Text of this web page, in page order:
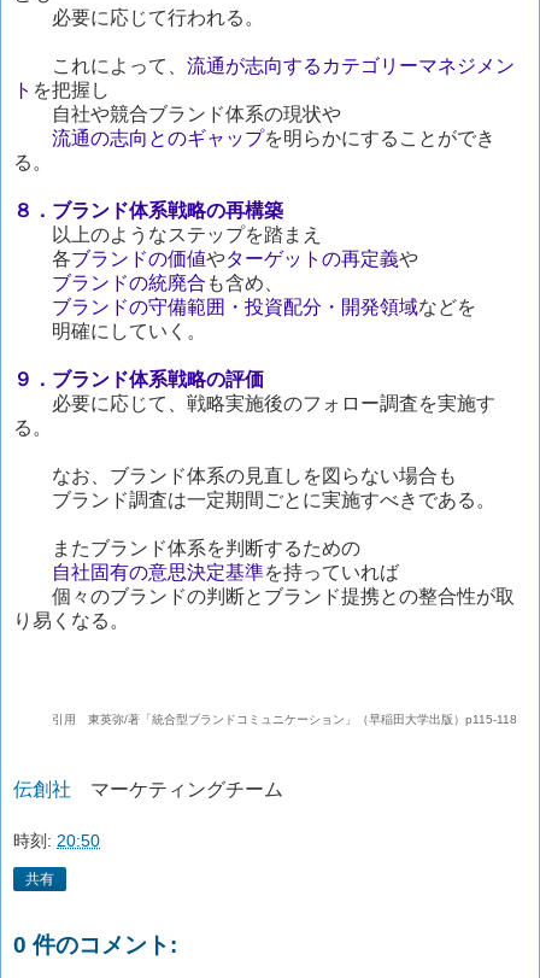
必要に応じて行われる。
これによって、 流通が志向するカテゴリーマネジメン
ト を把握し
自社や競合ブランド体系の現状や
流通の志向とのギャップを明らかにすることができ
る。
８．ブランド体系戦略の再構築
以上のようなステップを踏まえ
各ブランドの価値やターゲットの再定義や
ブランドの統廃合 も含め、
ブランドの守備範囲・投資配分・開発領域などを
明確にしていく。
９．ブランド体系戦略の評価
必要に応じて、戦略実施後のフォロー調査を実施す
る。
なお、ブランド体系の見直しを図らない場合も
ブランド調査は一定期間ごとに実施すべきである。
またブランド体系を判断するための
自社固有の意思決定基準を持っていれば
個々のブランドの判断とブランド提携との整合性が取
り易くなる。
引用 東英弥/著「統合型ブランドコミュニケーション」（早稲田大学出版）p115-118
伝創社 マーケティングチーム
時刻: 20:50
共有
0 件のコメント: